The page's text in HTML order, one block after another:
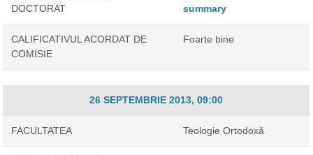
DOCTORAT
summary
CALIFICATIVUL ACORDAT DE
COMISIE
Foarte bine
26 SEPTEMBRIE 2013, 09:00
FACULTATEA Teologie Ortodoxă